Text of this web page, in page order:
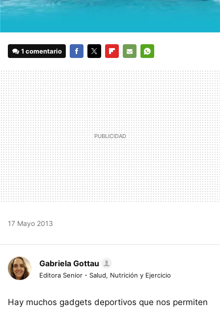
1 comentario
MAIL
17 Mayo 2013
Gabriela Gottau
Editora Senior - Salud, Nutrición y Ejercicio
Hay muchos gadgets deportivos que nos permiten